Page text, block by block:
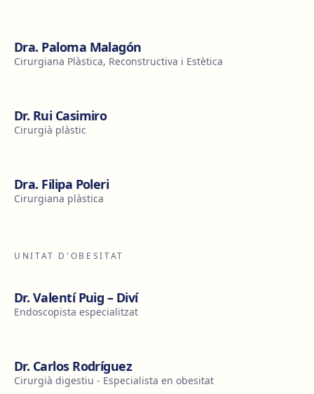
Dra. Paloma Malagón
Cirurgiana Plàstica, Reconstructiva i Estètica
Dr. Rui Casimiro
Cirurgià plàstic
Dra. Filipa Poleri
Cirurgiana plàstica
UNITAT D'OBESITAT
Dr. Valentí Puig – Diví
Endoscopista especialitzat
Dr. Carlos Rodríguez
Cirurgià digestiu - Especialista en obesitat